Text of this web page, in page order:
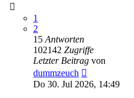
1
2
15 Antworten
102142 Zugriffe
Letzter Beitrag von
dummzeuch
Do 30. Jul 2026, 14:49